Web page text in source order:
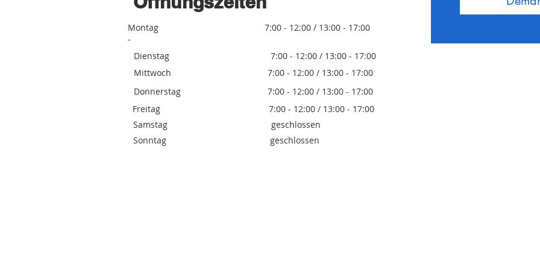
Montag 7:00 - 12:00 / 13:00 - 17:00
-
Dienstag 7:00 - 12:00 / 13:00 - 17:00
Mittwoch 7:00 - 12:00 / 13:00 - 17:00
Donnerstag 7:00 - 12:00 / 13:00 - 17:00
Freitag 7:00 - 12:00 / 13:00 - 17:00
Samstag geschlossen
Sonntag geschlossen